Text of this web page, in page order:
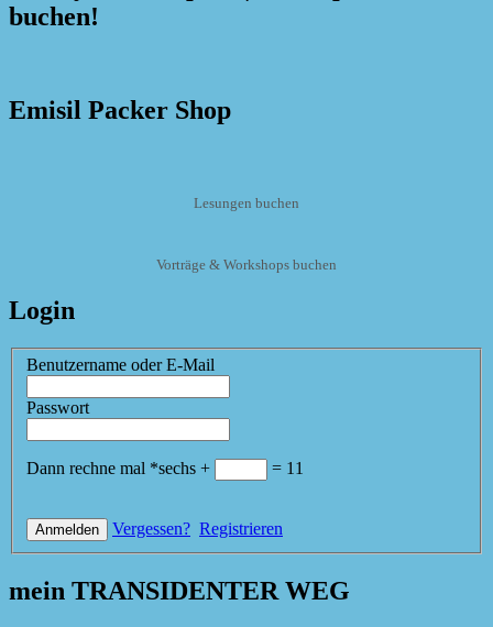
buchen!
Emisil Packer Shop
Lesungen buchen
Vorträge & Workshops buchen
Login
Benutzername oder E-Mail
Passwort
Dann rechne mal *sechs + = 11
Vergessen? Registrieren
mein TRANSIDENTER WEG